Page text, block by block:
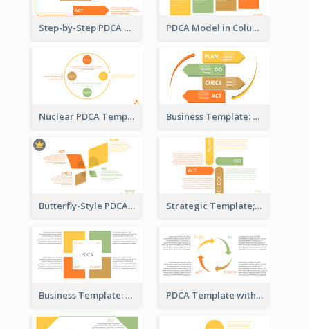
Step-by-Step PDCA Template PDCA Model in Columns
Nuclear PDCA Template Business Template: P, D, C, A in a Deck
Butterfly-Style PDCA Template Strategic Template; Using PDCA
Business Template: PDCA for Strategy Planning PDCA Template with Arrows